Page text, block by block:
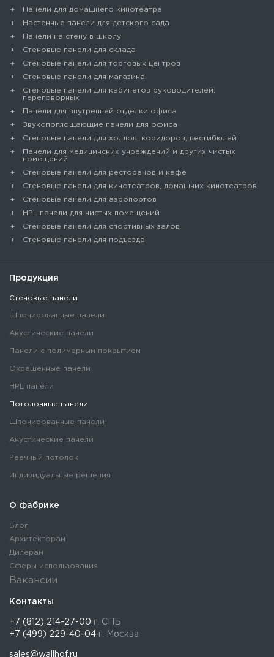
Панели для домашнего кинотеатра
Настенные панели для детского сада
Панели на стену в школу
Стеновые панели для склада
Cтеновые панели для торговых центров
Стеновые панели для магазина
Стеновые панели для кабинетов руководителей,
переговорных
Панели для внутренней отделки офиса
Звукопоглощающие панели для офиса
Стеновые панели для холлов, коридоров, вестибюлей
Панели для медицинских учреждений и других чистых
помещений
Стеновые панели для ресторанов и кафе
Стеновые панели для кинотеатров, домашних кинотеатров
Стеновые панели для аэропортов
HPL панели для чистых помещений
Стеновые панели для спортивных залов
Стеновые панели для подъезда
Контакты
+7 (812) 214-27-00 г. СПБ
+7 (499) 229-40-04 г. Москва
sales@wallhof.ru
Продукция
Стеновые панели
Шпонированные панели
Акустические панели
Панели с полимерным покрытием
Окрашенные панели
HPL панели
Потолочные панели
Шпонированные панели
Акустические панели
Реечный потолок
Индивидуальные решения
О фабрике
Блог
Архитекторам
Дилерам
Сферы использования
Вакансии